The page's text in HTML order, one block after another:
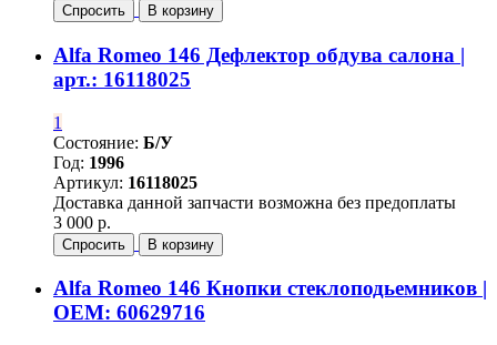
Спросить В корзину
Alfa Romeo 146 Дефлектор обдува салона |
арт.: 16118025
1
Состояние: Б/У
Год: 1996
Артикул: 16118025
Доставка данной запчасти возможна без предоплаты
3 000 р.
Спросить В корзину
Alfa Romeo 146 Кнопки стеклоподьемников |
OEM: 60629716